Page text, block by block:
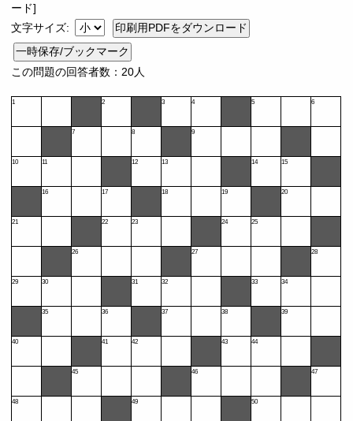
ード]
文字サイズ:
一時保存/ブックマーク
この問題の回答者数：20人
1 2 3 4 5 6
7 8 9
10 11 12 13 14 15
16 17 18 19 20
21 22 23 24 25
26 27 28
29 30 31 32 33 34
35 36 37 38 39
40 41 42 43 44
45 46 47
48 49 50